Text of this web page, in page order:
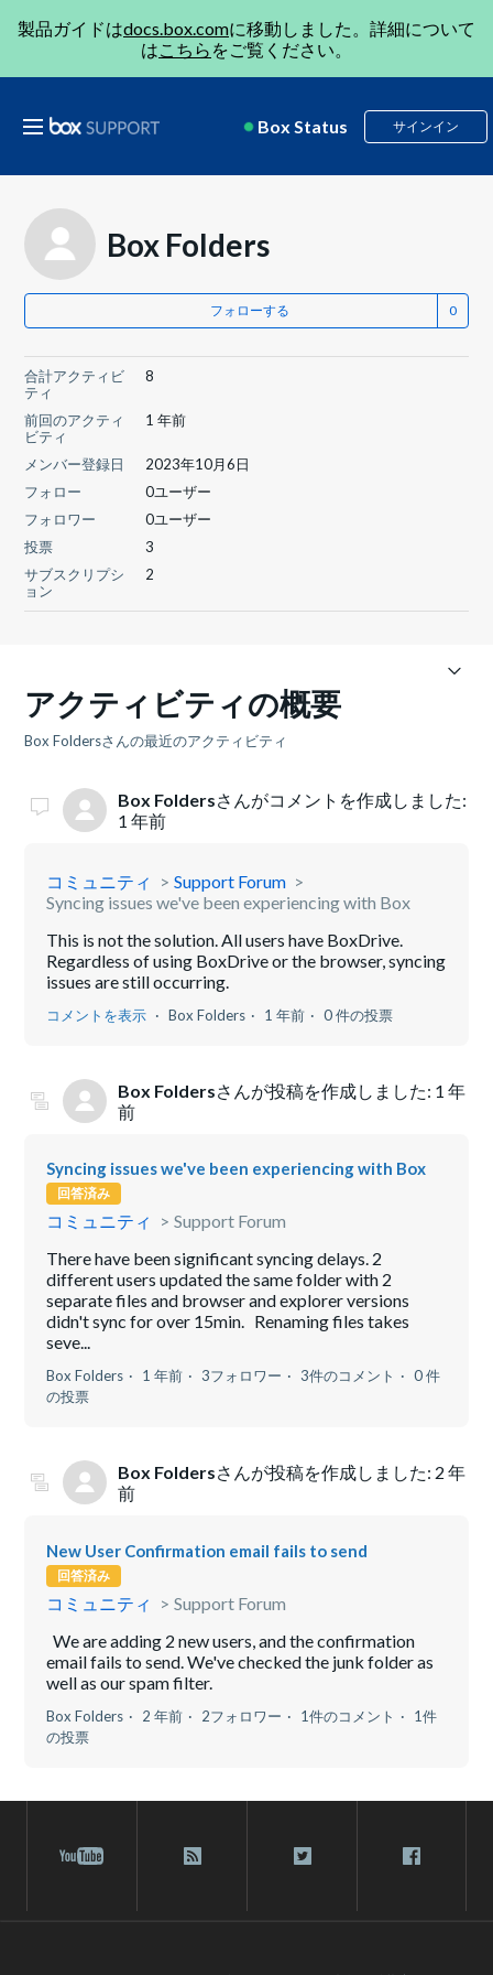
製品ガイドはdocs.box.comに移動しました。詳細について
はこちら をご覧ください。
Box Status サインイン
Box Folders
フォローする
合計アクティビ
ティ
8
前回のアクティ
ビティ
1 年前
メンバー登録日
2023年10月6日
フォロー
0ユーザー
フォロワー
0ユーザー
投票
3
サブスクリプシ
ョン
2
アクティビティの概要
Box Foldersさんの最近のアクティビティ
Box Foldersさんがコメントを作成しました:
1 年前
コミュニティ
Support Forum
Syncing issues we've been experiencing with Box
This is not the solution. All users have BoxDrive.
Regardless of using BoxDrive or the browser, syncing
issues are still occurring.
コメントを表示 Box Folders 1 年前 0 件の投票
Box Foldersさんが投稿を作成しました: 1 年
前
Syncing issues we've been experiencing with Box
回答済み
コミュニティ
Support Forum
There have been significant syncing delays. 2
different users updated the same folder with 2
separate files and browser and explorer versions
didn't sync for over 15min. Renaming files takes
seve...
Box Folders 1 年前 3フォロワー 3件のコメント
0 件
の投票
Box Foldersさんが投稿を作成しました: 2 年
前
New User Confirmation email fails to send
回答済み
コミュニティ
Support Forum
We are adding 2 new users, and the confirmation
email fails to send. We've checked the junk folder as
well as our spam filter.
Box Folders 2 年前 2フォロワー 1件のコメント
1件
の投票